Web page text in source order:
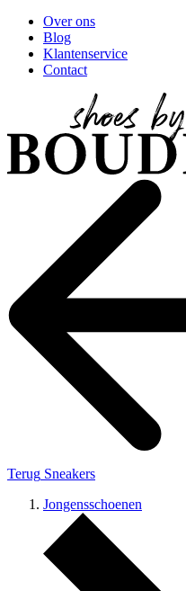
Over ons
Blog
Klantenservice
Contact
Terug Sneakers
Jongensschoenen